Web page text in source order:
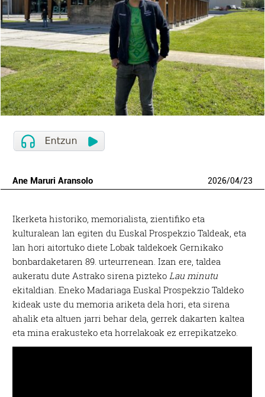
Ane Maruri Aransolo 2026/04/23
Ikerketa historiko, memorialista, zientifiko eta
kulturalean lan egiten du Euskal Prospekzio Taldeak, eta
lan hori aitortuko diete Lobak taldekoek Gernikako
bonbardaketaren 89. urteurrenean. Izan ere, taldea
aukeratu dute Astrako sirena pizteko Lau minutu
ekitaldian. Eneko Madariaga Euskal Prospekzio Taldeko
kideak uste du memoria ariketa dela hori, eta sirena
ahalik eta altuen jarri behar dela, gerrek dakarten kaltea
eta mina erakusteko eta horrelakoak ez errepikatzeko.